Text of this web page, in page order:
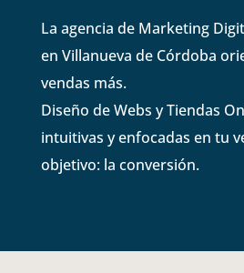
La agencia de Marketing
en Villanueva de Córdoba
vendas más.
Diseño de Webs y Tiendas
intuitivas y enfocadas en tu
objetivo: la conversión.